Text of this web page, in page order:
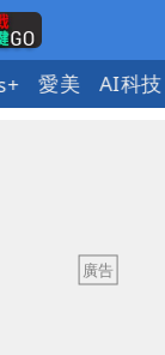
愛美 AI科技